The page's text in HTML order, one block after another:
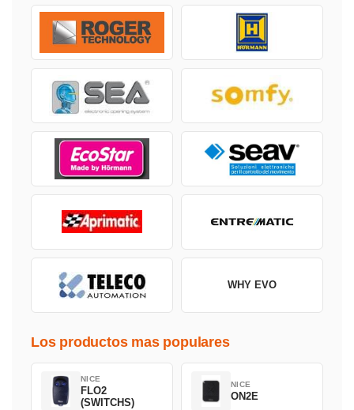
WHY EVO
Los productos mas populares
NICE
FLO2
(SWITCHS)
NICE
ON2E